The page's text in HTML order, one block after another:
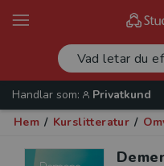
Handlar som:
Privatkund
Hem / Kurslitteratur /